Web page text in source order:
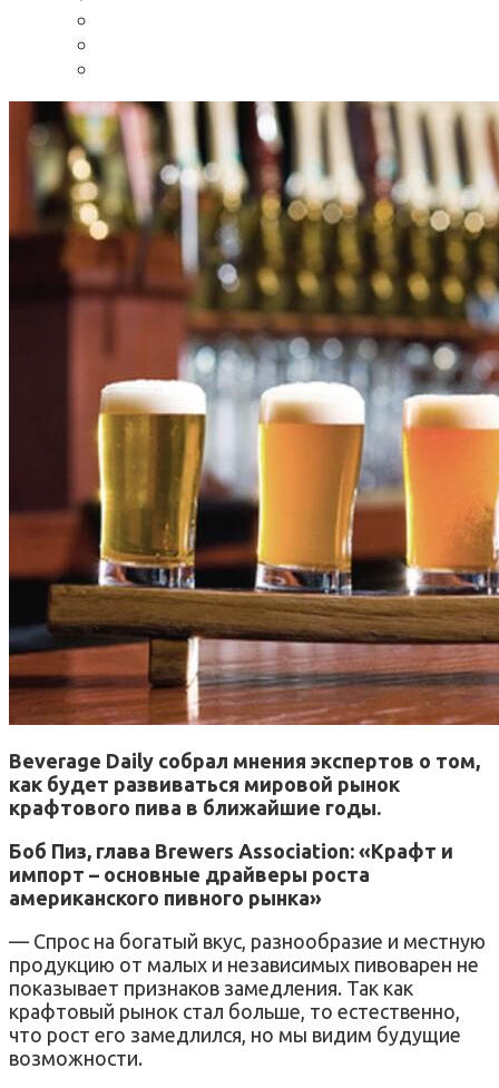
Beverage Daily собрал мнения экспертов о том,
как будет развиваться мировой рынок
крафтового пива в ближайшие годы.
Боб Пиз, глава Brewers Association: «Крафт и
импорт – основные драйверы роста
американского пивного рынка»
— Спрос на богатый вкус, разнообразие и местную
продукцию от малых и независимых пивоварен не
показывает признаков замедления. Так как
крафтовый рынок стал больше, то естественно,
что рост его замедлился, но мы видим будущие
возможности.